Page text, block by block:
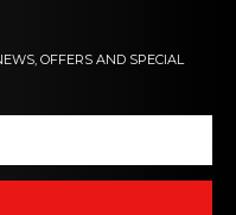
OFFERS AND SPECIAL